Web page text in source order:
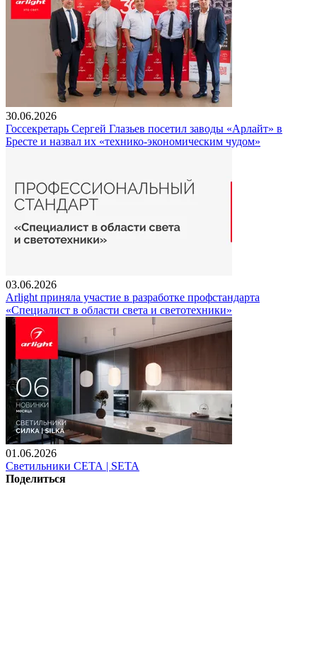
30.06.2026
Госсекретарь Сергей Глазьев посетил заводы «Арлайт» в
Бресте и назвал их «технико-экономическим чудом»
03.06.2026
Arlight приняла участие в разработке профстандарта
«Специалист в области света и светотехники»
01.06.2026
Светильники СЕТА | SETA
Поделиться